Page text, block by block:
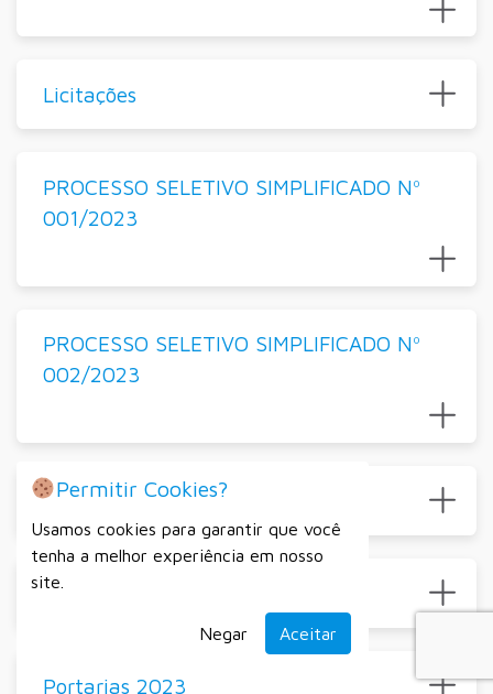
Licitações
PROCESSO SELETIVO SIMPLIFICADO Nº
001/2023
PROCESSO SELETIVO SIMPLIFICADO Nº
002/2023
Em Manutenção
Portarias 2022
Portarias 2023
Permitir Cookies?
Usamos cookies para garantir que você
tenha a melhor experiência em nosso
site.
Negar Aceitar